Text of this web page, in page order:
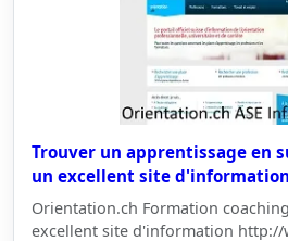
Trouver un apprentissage en
un excellent site
Orientation.ch Formation
excellent site d'information http://